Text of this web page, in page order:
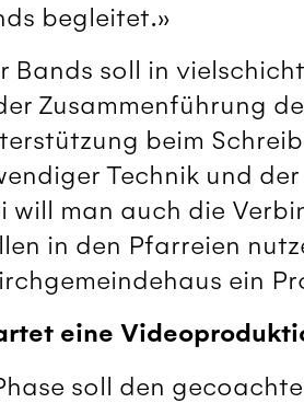
begleitet.»
Bands soll in
Zusammenführung
beim
Technik und
will man auch die
in den Pfarreien
ein
eine
soll den